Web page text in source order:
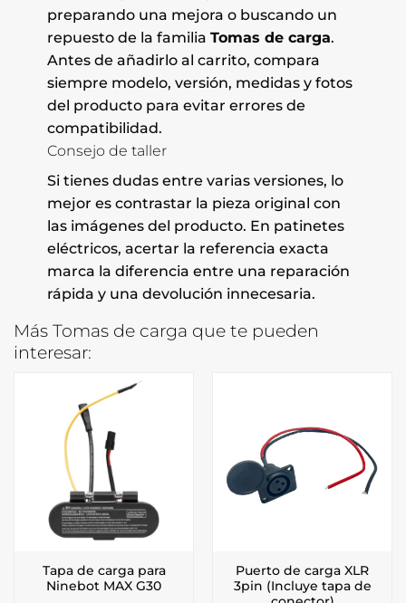
preparando una mejora o buscando un
repuesto de la familia Tomas de carga.
Antes de añadirlo al carrito, compara
siempre modelo, versión, medidas y fotos
del producto para evitar errores de
compatibilidad.
Consejo de taller
Si tienes dudas entre varias versiones, lo
mejor es contrastar la pieza original con
las imágenes del producto. En patinetes
eléctricos, acertar la referencia exacta
marca la diferencia entre una reparación
rápida y una devolución innecesaria.
Más Tomas de carga que te pueden
interesar:
Tapa de carga para
Ninebot MAX G30
Puerto de carga XLR
3pin (Incluye tapa de